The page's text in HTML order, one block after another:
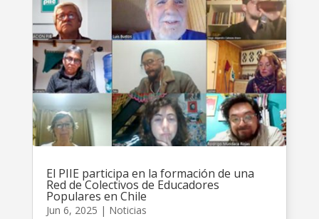
El PIIE participa en la formación de una
Red de Colectivos de Educadores
Populares en Chile
Jun 6, 2025 | Noticias